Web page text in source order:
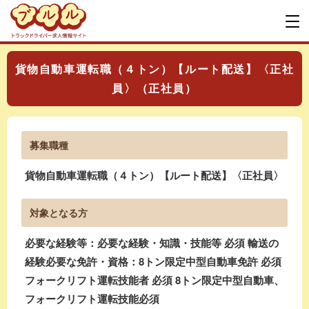
貨物自動車運転職（４トン）【ルート配送】〈正社
員〉（正社員）
募集職種
貨物自動車運転職（４トン）【ルート配送】〈正社員〉
対象となる方
必要な経験等：必要な経験・知識・技能等 必須 輸送の
経験必要な免許・資格：8トン限定中型自動車免許 必須
フォークリフト運転技能者 必須 8トン限定中型自動車、
フォークリフト運転技能必須